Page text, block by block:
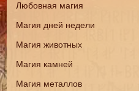
Любовная магия
Магия дней недели
Магия животных
Магия камней
Магия металлов